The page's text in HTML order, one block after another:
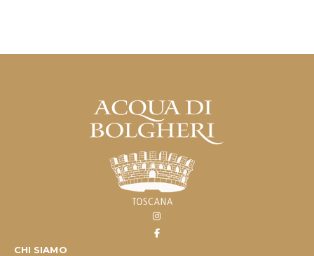
CHI SIAMO